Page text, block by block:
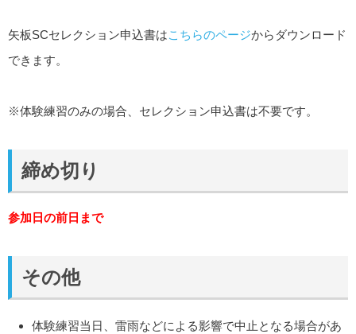
矢板SCセレクション申込書はこちらのページからダウンロード
できます。
※体験練習のみの場合、セレクション申込書は不要です。
締め切り
参加日の前日まで
その他
体験練習当日、雷雨などによる影響で中止となる場合があ